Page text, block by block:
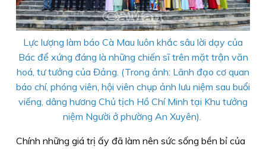
Lực lượng làm báo Cà Mau luôn khắc sâu lời dạy của
Bác để xứng đáng là những chiến sĩ trên mặt trận văn
hoá, tư tưởng của Đảng. (Trong ảnh: Lãnh đạo cơ quan
báo chí, phóng viên, hội viên chụp ảnh lưu niệm sau buổi
viếng, dâng hương Chủ tịch Hồ Chí Minh tại Khu tưởng
niệm Người ở phường An Xuyên).
Chính những giá trị ấy đã làm nên sức sống bền bỉ của